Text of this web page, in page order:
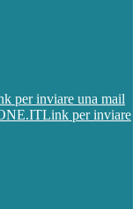
per inviare una mail
Link per inviare